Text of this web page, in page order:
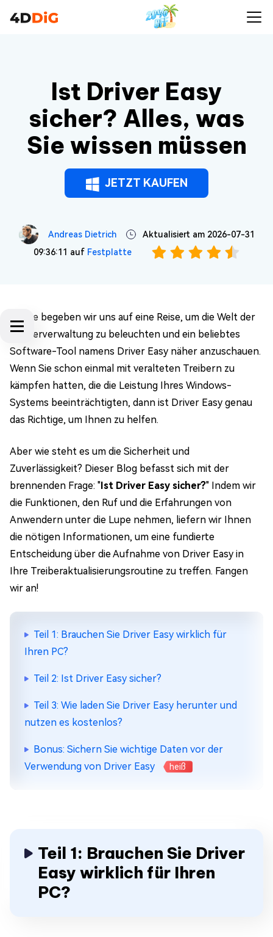
Ist Driver Easy
sicher? Alles, was
Sie wissen müssen
JETZT KAUFEN
Andreas Dietrich
Aktualisiert am 2026-07-31
09:36:11 auf Festplatte
Heute begeben wir uns auf eine Reise, um die Welt der
Treiberverwaltung zu beleuchten und ein beliebtes
Software-Tool namens Driver Easy näher anzuschauen.
Wenn Sie schon einmal mit veralteten Treibern zu
kämpfen hatten, die die Leistung Ihres Windows-
Systems beeinträchtigten, dann ist Driver Easy genau
das Richtige, um Ihnen zu helfen.
Aber wie steht es um die Sicherheit und
Zuverlässigkeit? Dieser Blog befasst sich mit der
brennenden Frage: "Ist Driver Easy sicher?" Indem wir
die Funktionen, den Ruf und die Erfahrungen von
Anwendern unter die Lupe nehmen, liefern wir Ihnen
die nötigen Informationen, um eine fundierte
Entscheidung über die Aufnahme von Driver Easy in
Ihre Treiberaktualisierungsroutine zu treffen. Fangen
wir an!
Teil 1: Brauchen Sie Driver Easy wirklich für
Ihren PC?
Teil 2: Ist Driver Easy sicher?
Teil 3: Wie laden Sie Driver Easy herunter und
nutzen es kostenlos?
Bonus: Sichern Sie wichtige Daten vor der
Verwendung von Driver Easy
heiß
Teil 1: Brauchen Sie Driver
Easy wirklich für Ihren
PC?